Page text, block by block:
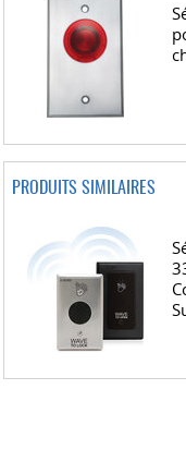
PRODUITS SIMILAIRES